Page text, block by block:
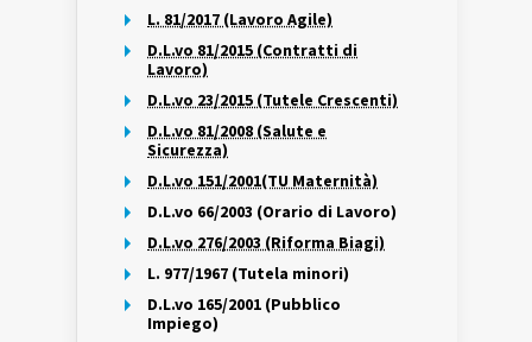
L. 81/2017 (Lavoro Agile)
D.L.vo 81/2015 (Contratti di
Lavoro)
D.L.vo 23/2015 (Tutele Crescenti)
D.L.vo 81/2008 (Salute e
Sicurezza)
D.L.vo 151/2001(TU Maternità)
D.L.vo 66/2003 (Orario di Lavoro)
D.L.vo 276/2003 (Riforma Biagi)
L. 977/1967 (Tutela minori)
D.L.vo 165/2001 (Pubblico
Impiego)